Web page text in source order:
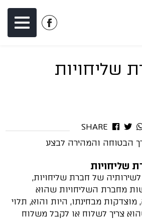
לעמוד
שליחויות
SHARE
הבטוחה והמהירה לבצע
שליחויות
של חברת שליחויות,
מחברת השליחויות שהוא
מבחינתו, היות והוא, תלוי
צריך לשלוח או לקבל משלוח